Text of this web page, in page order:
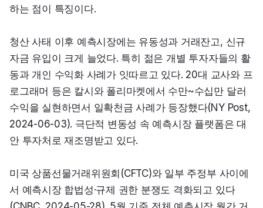
하는 점이 특징이다.
청산 사태 이후 예측시장에는 유동성과 거래잔고, 신규
자금 유입이 크게 늘었다. 특히 젊은 개별 투자자들의 활
동과 개인 수익화 사례가 잇따르고 있다. 20대 교사와 프
로그래머 등은 칼시와 폴리마켓에서 수만~수십만 달러
수익을 실현하면서 일확천금 사례가 등장했다(NY Post,
2024-06-03). 극단적 변동성 속 예측시장 플랫폼은 대
안 투자처로 재조명받고 있다.
미국 상품선물거래위원회(CFTC)와 일부 주정부 사이에
서 예측시장 합법성·규제 권한 분쟁도 격화되고 있다